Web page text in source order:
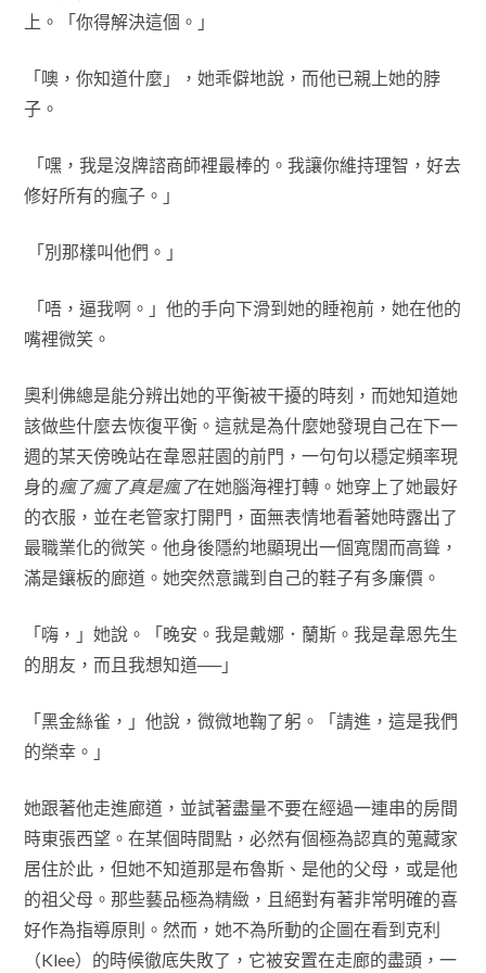
上。「你得解決這個。」
「噢，你知道什麼」，她乖僻地說，而他已親上她的脖
子。
「嘿，我是沒牌諮商師裡最棒的。我讓你維持理智，好去
修好所有的瘋子。」
「別那樣叫他們。」
「唔，逼我啊。」他的手向下滑到她的睡袍前，她在他的
嘴裡微笑。
奧利佛總是能分辨出她的平衡被干擾的時刻，而她知道她
該做些什麼去恢復平衡。這就是為什麼她發現自己在下一
週的某天傍晚站在韋恩莊園的前門，一句句以穩定頻率現
身的瘋了瘋了真是瘋了在她腦海裡打轉。她穿上了她最好
的衣服，並在老管家打開門，面無表情地看著她時露出了
最職業化的微笑。他身後隱約地顯現出一個寬闊而高聳，
滿是鑲板的廊道。她突然意識到自己的鞋子有多廉價。
「嗨，」她說。「晚安。我是戴娜．蘭斯。我是韋恩先生
的朋友，而且我想知道──」
「黑金絲雀，」他說，微微地鞠了躬。「請進，這是我們
的榮幸。」
她跟著他走進廊道，並試著盡量不要在經過一連串的房間
時東張西望。在某個時間點，必然有個極為認真的蒐藏家
居住於此，但她不知道那是布魯斯、是他的父母，或是他
的祖父母。那些藝品極為精緻，且絕對有著非常明確的喜
好作為指導原則。然而，她不為所動的企圖在看到克利
（Klee）的時候徹底失敗了，它被安置在走廊的盡頭，一